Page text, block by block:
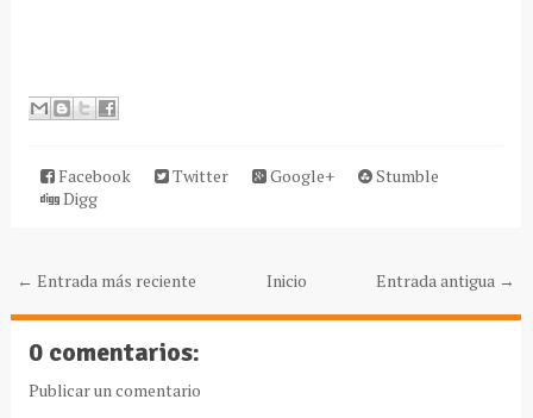
Facebook Twitter Google+
Stumble
Digg
← Entrada más reciente Entrada antigua →
Inicio
0 comentarios:
Publicar un comentario